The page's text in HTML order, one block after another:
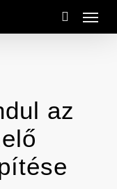
search
Menu
az